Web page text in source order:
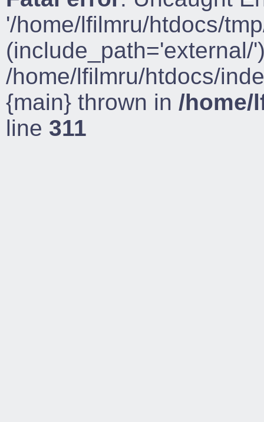
'/home/lfilmru/htdocs/
(include_path='external/
/home/lfilmru/htdocs/
{main} thrown in /home/
line 311